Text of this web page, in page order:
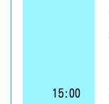
15:00